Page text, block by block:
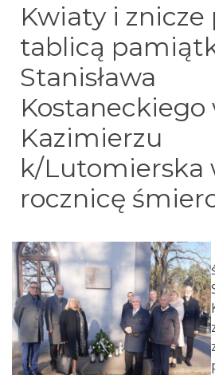
Kwiaty i znicze
tablicą
Stanisława
Kostaneckiego
Kazimierzu
k/Lutomierska
rocznicę